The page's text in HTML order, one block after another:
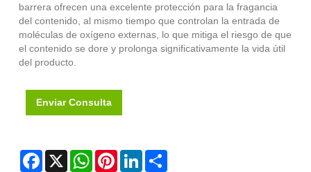
barrera ofrecen una excelente protección para la fragancia
del contenido, al mismo tiempo que controlan la entrada de
moléculas de oxígeno externas, lo que mitiga el riesgo de que
el contenido se dore y prolonga significativamente la vida útil
del producto.
Enviar Consulta
Facebook
X WhatsAppPinterestLinkedIn